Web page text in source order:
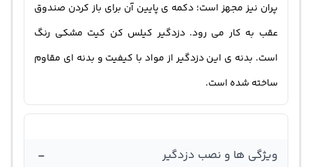
پران نیز مجهز است؛ دکمه ی پایین آن برای باز کردن صندوق
عقب به کار می رود. دزدگیر کیلس کن کیت مشکی رنگ
است. بدنه ی این دزدگیر از مواد با کیفیت و بدنه ای مقاوم
ساخته شده است.
ویژگی ها و نصب دزدگیر -